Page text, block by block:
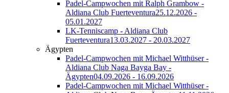
Padel-Campwochen mit Ralph Grambow -
Aldiana Club Fuerteventura25.12.2026 -
05.01.2027
LK-Tenniscamp - Aldiana Club
Fuerteventura13.03.2027 - 20.03.2027
Ägypten
Padel-Campwochen mit Michael Witthüser -
Aldiana Club Naga Bayga Bay -
Ägypten04.09.2026 - 16.09.2026
Padel-Campwochen mit Michael Witthüser -